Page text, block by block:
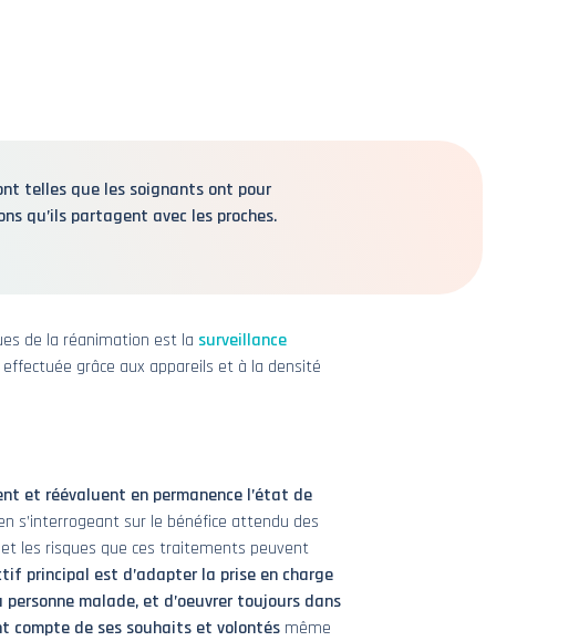
telles que les soignants ont pour
qu’ils partagent avec les proches.
de la réanimation est la surveillance
grâce aux appareils et à la densité
et réévaluent en permanence l’état de
s’interrogeant sur le bénéfice attendu des
les risques que ces traitements peuvent
principal est d’adapter la prise en charge
malade, et d’oeuvrer toujours dans
compte de ses souhaits et volontés même